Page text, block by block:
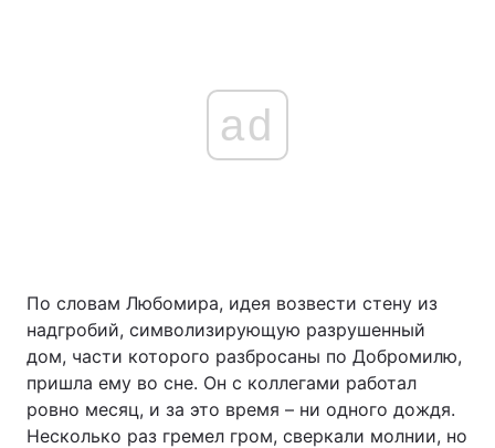
ad
По словам Любомира, идея возвести стену из
надгробий, символизирующую разрушенный
дом, части которого разбросаны по Добромилю,
пришла ему во сне. Он с коллегами работал
ровно месяц, и за это время – ни одного дождя.
Несколько раз гремел гром, сверкали молнии, но